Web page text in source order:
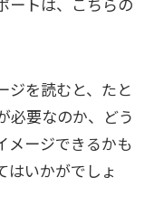
ジを読むと、たと
必要なのか、どう
メージできるかも
はいかがでしょ